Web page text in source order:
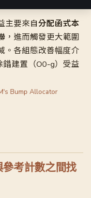
主要來自分配函式本
，進而觸發更大範圍
。各組態改善幅度介
建置（O0-g）受益
Bump Allocator
考計數之間找